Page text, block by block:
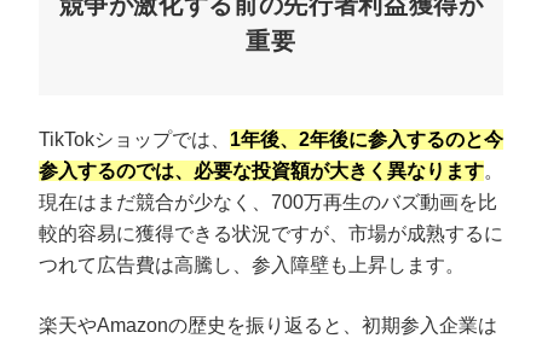
競争が激化する前の先行者利益獲得が
重要
TikTokショップでは、 1年後、2年後に参入するのと今
参入するのでは、必要な投資額が大きく異なります。
現在はまだ競合が少なく、700万再生のバズ動画を比
較的容易に獲得できる状況ですが、市場が成熟するに
つれて広告費は高騰し、参入障壁も上昇します。
楽天やAmazonの歴史を振り返ると、初期参入企業は